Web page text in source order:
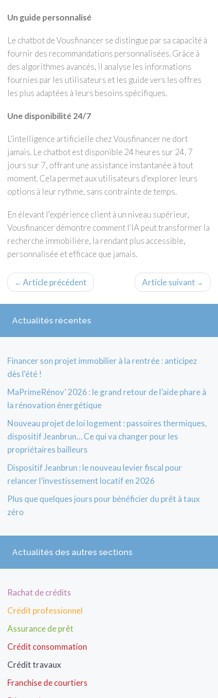
Un guide personnalisé
Le chatbot de Vousfinancer se distingue par sa capacité à
fournir des recommandations personnalisées. Grâce à
des algorithmes avancés, il analyse les informations
fournies par les utilisateurs et les guide vers les offres
les plus adaptées à leurs besoins spécifiques.
Une disponibilité 24/7
L’intelligence artificielle chez Vousfinancer ne dort
jamais. Le chatbot est disponible 24 heures sur 24, 7
jours sur 7, offrant une assistance instantanée à tout
moment. Cela permet aux utilisateurs d'explorer leurs
options à leur rythme, sans contrainte de temps.
En élevant l'expérience client à un niveau supérieur,
Vousfinancer démontre comment l'IA peut transformer la
recherche immobilière, la rendant plus accessible,
personnalisée et efficace que jamais.
← Article précédent Article suivant →
Actualités récentes
Financer son projet immobilier à la rentrée : anticipez
dès l'été !
MaPrimeRénov’ 2026 : le grand retour de l’aide phare à
la rénovation énergétique
Nouveau projet de loi logement : passoires thermiques,
dispositif Jeanbrun… Ce qui va changer pour les
propriétaires bailleurs
Dispositif Jeanbrun : le nouveau levier fiscal pour
relancer l’investissement locatif en 2026
Plus que quelques jours pour bénéficier du prêt à taux
zéro
Actualités des autres sections
Rachat de crédits
Crédit professionnel
Assurance de prêt
Crédit consommation
Crédit travaux
Franchise de courtiers